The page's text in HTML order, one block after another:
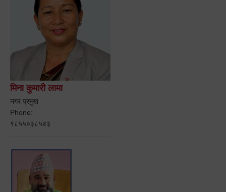
मिना कुमारी लामा
नगर प्रमुख
Phone:
९८५५०३८५४३